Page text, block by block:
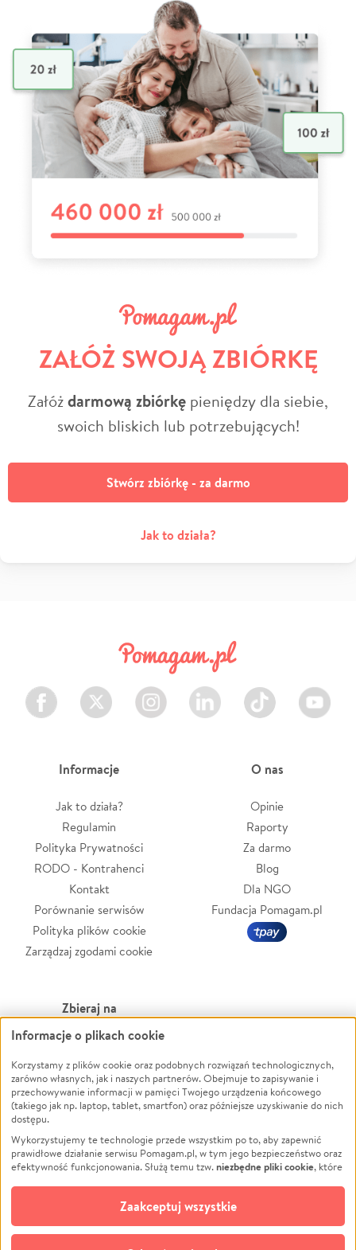
ZAŁÓŻ SWOJĄ ZBIÓRKĘ
Załóżdarmową zbiórkę pieniędzy dla siebie,
swoich bliskich lub potrzebujących!
Stwórz zbiórkę - za darmo
Jak to działa?
Facebook Twitter Instagram LinkedIn TikTok Youtube
Informacje
Jak to działa?
Regulamin
Polityka Prywatności
RODO - Kontrahenci
Kontakt
Porównanie serwisów
Polityka plików cookie
Zarządzaj zgodami cookie
O nas
Opinie
Raporty
Za darmo
Blog
Dla NGO
Fundacja Pomagam.pl
Zbieraj na
Leczenie
Zwierzęta
Pożar
Ukraina
Pomoc Finansowa
Projekty
Pogrzeb
Społeczność lokalna
Kultura
Powódź
Wichura
NGO
Edukacja
Podróż
Impreza
Ochrona środowiska
Biznes
Informacje o plikach cookie
Korzystamy z plików cookie oraz podobnych rozwiązań technologicznych,
zarówno własnych, jak i naszych partnerów. Obejmuje to zapisywanie i
przechowywanie informacji w pamięci Twojego urządzenia końcowego
(takiego jak np. laptop, tablet, smartfon) oraz późniejsze uzyskiwanie do nich
dostępu.
Wykorzystujemy te technologie przede wszystkim po to, aby zapewnić
prawidłowe działanie serwisu Pomagam.pl, w tym jego bezpieczeństwo oraz
efektywność funkcjonowania. Służą temu tzw.niezbędne pliki cookie, które
opcjonalnych plików cookie
technologii do celów analitycznych i retargetingowych. Możesz wyrazić
zgodę na ich stosowanie lub jej odmówić. W dowolnym momencie masz
możliwość zmiany swoich preferencji na stronie „Zarządzaj zgodami cookie”,
Zaakceptuj wszystkie